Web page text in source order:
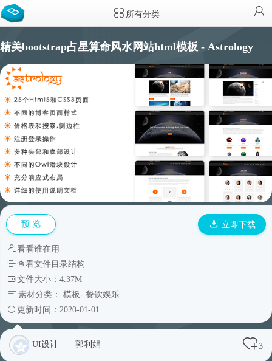
所有分类
精美bootstrap占星算命风水网站html模板 - Astrology
预 览 立即下载
看看谁在用
查看文件目录结构
文件大小：4.37M
素材分类： 模板- 餐饮娱乐
更新时间：2020-01-01
UI设计——郭利娟 3